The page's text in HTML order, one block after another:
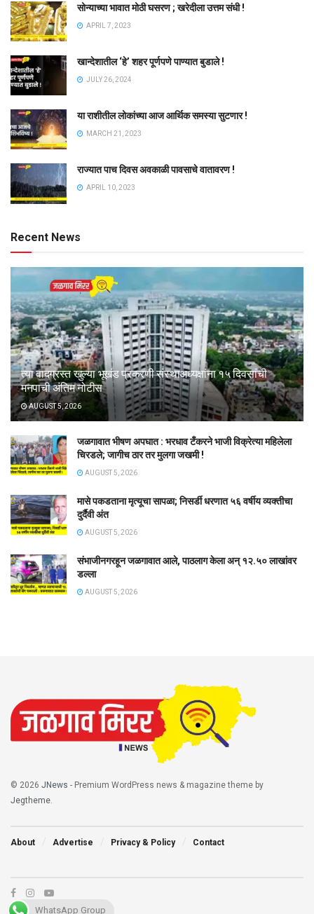
सोन्याच्या भावात मोठी घसरण ; खरेदीला उत्तम संधी !
APRIL 7, 2023
खान्देशातील ‘हे’ शहर पूर्णपणे पाण्यात बुडाले !
JULY 26, 2024
या राशीतील लोकांच्या आज आर्थिक समस्या सुटणार !
MARCH 21, 2023
राज्यात पाच दिवस अवकाळी पावसाचे वातावरण !
APRIL 10, 2023
Recent News
त्या वादग्रस्त खुल्या भूखंड प्रकरणी संस्थाअध्यक्षांना १५ दिवसांची
मनपाची अंतिम नोटीस
AUGUST 5, 2026
जळगावात भीषण अपघात : भरधाव टँकरने भाजी विक्रेत्या महिलेला
चिरडले; जागीच ठार तर मुलगा जखमी !
AUGUST 5, 2026
मासे पकडताना मृत्यूचा सापळा; निसर्डी धरणात ५६ वर्षीय व्यक्तीचा
दुर्दैवी अंत
AUGUST 5, 2026
संभाजीनगरहून जळगावात आले, पाठलाग केला अन् १२.५० लाखांवर
डल्ला
AUGUST 5, 2026
© 2026 JNews - Premium WordPress news & magazine theme by
Jegtheme
About Advertise Privacy & Policy Contact
WhatsApp Group